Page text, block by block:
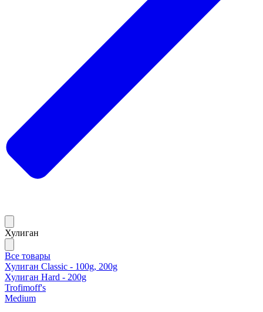
Хулиган
Все товары
Хулиган Classic - 100g, 200g
Хулиган Hard - 200g
Trofimoff's
Medium